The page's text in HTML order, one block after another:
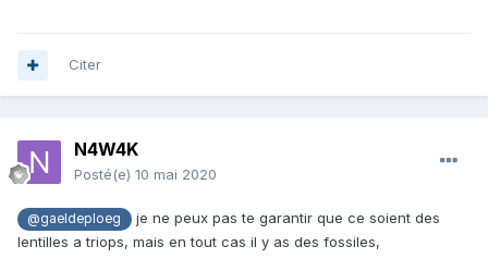
Citer
N4W4K
Posté(e) 10 mai 2020
@gaeldeploeg
je ne peux pas te garantir que ce soient des
lentilles a triops, mais en tout cas il y as des fossiles,